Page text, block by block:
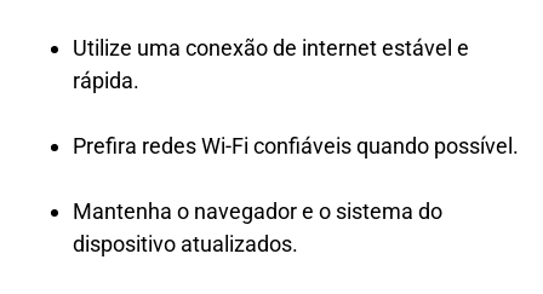
Utilize uma conexão de internet estável e
rápida.
Prefira redes Wi-Fi confiáveis quando possível.
Mantenha o navegador e o sistema do
dispositivo atualizados.